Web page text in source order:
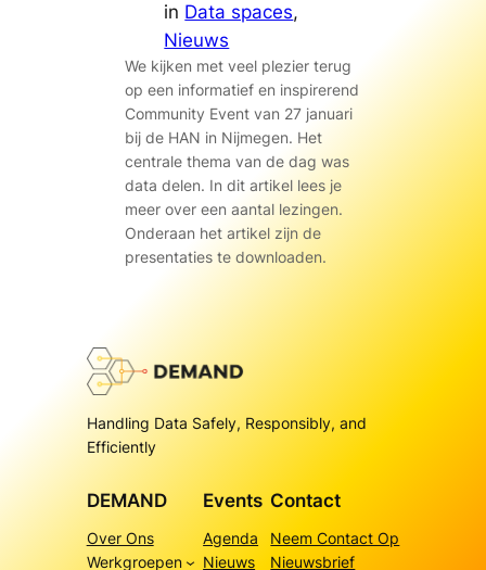
in Data spaces
Nieuws
We kijken met veel plezier terug
op een informatief en inspirerend
Community Event van 27 januari
bij de HAN in Nijmegen. Het
centrale thema van de dag was
data delen. In dit artikel lees je
meer over een aantal lezingen.
Onderaan het artikel zijn de
presentaties te downloaden.
Handling Data Safely, Responsibly, and
Efficiently
DEMAND
Over Ons
Werkgroepen
Events
Agenda
Nieuws
Contact
Neem Contact Op
Nieuwsbrief